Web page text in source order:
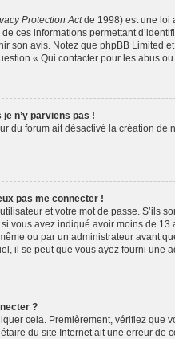
Protection Actde 1998) est une loi
ces informations permettant
son avis. Notez que phpBB Limited
« Qui contacter pour les abus
n’y parviens pas !
du forum ait désactivé la création
pas me connecter !
et votre mot de passe. S’ils
vous avez indiqué avoir moins de
ou par un administrateur avant
il se peut que vous ayez fourni une
?
cela. Premièrement, vérifiez que
du site Internet ait une erreur de